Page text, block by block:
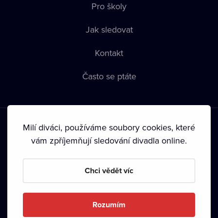
Pro školy
Jak sledovat
Kontakt
Často se ptáte
Podmínky používání • Ochrana soukromí • Zásady používání
• Autorská práva•
Milí diváci, používáme soubory cookies, které
vám zpříjemňují sledování divadla online.
Chci vědět víc
Rozumím